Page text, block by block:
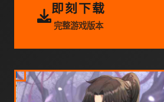
即刻下载
完整游戏版本